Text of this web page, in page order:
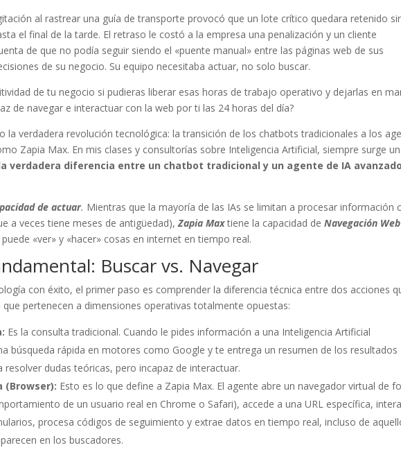
al rastrear una guía de transporte provocó que un lote crítico quedara retenido
el final de la tarde. El retraso le costó a la empresa una penalización y un cliente
de que no podía seguir siendo el «puente manual» entre las páginas web de sus
de su negocio. Su equipo necesitaba actuar, no solo buscar.
de tu negocio si pudieras liberar esas horas de trabajo operativo y dejarlas en
de navegar e interactuar con la web por ti las 24 horas del día?
la verdadera revolución tecnológica: la transición de los chatbots tradicionales a los
Zapia Max. En mis clases y consultorías sobre Inteligencia Artificial, siempre surge
la verdadera diferencia entre un chatbot tradicional y un agente de IA
de actuar. Mientras que la mayoría de las IAs se limitan a procesar información
a veces tiene meses de antigüedad), Zapia Maxtiene la capacidad deNavegación Web
«ver» y «hacer» cosas en internet en tiempo real.
Buscar vs. Navegar
con éxito, el primer paso es comprender la diferencia técnica entre dos acciones
pertenecen a dimensiones operativas totalmente opuestas:
Es la consulta tradicional. Cuando le pides información a una Inteligencia Artificial
búsqueda rápida en motores como Google y te entrega un resumen de los resultados
resolver dudas teóricas, pero incapaz de interactuar.
(Browser): Esto es lo que define a Zapia Max. El agente abre un navegador virtual de
de un usuario real en Chrome o Safari), accede a una URL específica,
procesa códigos de seguimiento y extrae datos en tiempo real, incluso de
en los buscadores.